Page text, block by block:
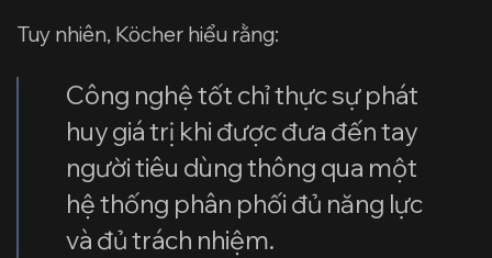
Tuy nhiên, Köcher hiểu rằng:
Công nghệ tốt chỉ thực sự phát
huy giá trị khi được đưa đến tay
người tiêu dùng thông qua một
hệ thống phân phối đủ năng lực
và đủ trách nhiệm.